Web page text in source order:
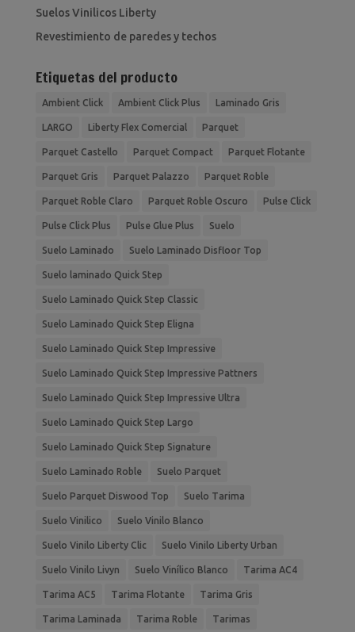
Suelos Vinilicos Liberty
Revestimiento de paredes y techos
Etiquetas del producto
Ambient Click Ambient Click Plus Laminado Gris
LARGO Liberty Flex Comercial Parquet
Parquet Castello Parquet Compact Parquet Flotante
Parquet Gris Parquet Palazzo Parquet Roble
Parquet Roble Claro Parquet Roble Oscuro Pulse Click
Pulse Click Plus Pulse Glue Plus Suelo
Suelo Laminado Suelo Laminado Disfloor Top
Suelo laminado Quick Step
Suelo Laminado Quick Step Classic
Suelo Laminado Quick Step Eligna
Suelo Laminado Quick Step Impressive
Suelo Laminado Quick Step Impressive Pattners
Suelo Laminado Quick Step Impressive Ultra
Suelo Laminado Quick Step Largo
Suelo Laminado Quick Step Signature
Suelo Laminado Roble Suelo Parquet
Suelo Parquet Diswood Top Suelo Tarima
Suelo Vinilico Suelo Vinilo Blanco
Suelo Vinilo Liberty Clic Suelo Vinilo Liberty Urban
Suelo Vinilo Livyn Suelo Vinílico Blanco Tarima AC4
Tarima AC5 Tarima Flotante Tarima Gris
Tarima Laminada Tarima Roble Tarimas